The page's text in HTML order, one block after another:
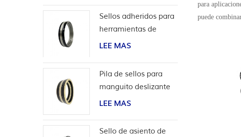
para
puede
Sellos adheridos para
herramientas de
terminación
LEE MAS
Pila de sellos para
manguito deslizante
de herramientas de
LEE MAS
Sello de asiento de